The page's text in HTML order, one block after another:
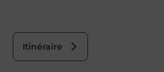
Itinéraire